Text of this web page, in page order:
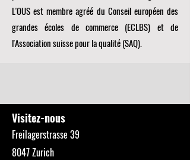
L'OUS est membre agréé du Conseil européen des
grandes écoles de commerce (ECLBS) et de
l'Association suisse pour la qualité (SAQ).
Visitez-nous
Freilagerstrasse 39
8047 Zurich